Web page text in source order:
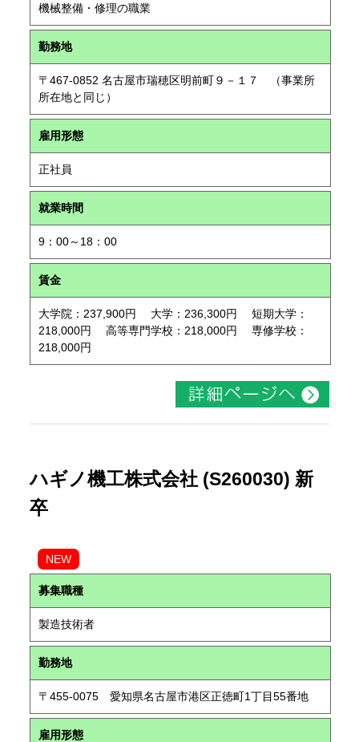
機械整備・修理の職業
勤務地
〒467-0852 名古屋市瑞穂区明前町９－１７ （事業所
所在地と同じ）
雇用形態
正社員
就業時間
9：00～18：00
賃金
大学院：237,900円 大学：236,300円 短期大学：
218,000円 高等専門学校：218,000円 専修学校：
218,000円
ハギノ機工株式会社 (S260030) 新
卒
NEW
募集職種
製造技術者
勤務地
〒455-0075 愛知県名古屋市港区正徳町1丁目55番地
雇用形態